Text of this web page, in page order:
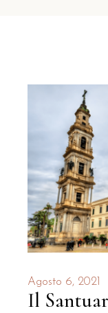
Agosto 6, 2021
Il